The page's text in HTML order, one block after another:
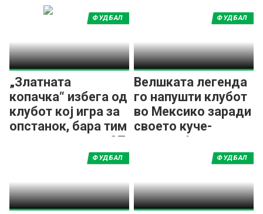
„Златната
копачка“ избега од
клубот кој игра за
опстанок, бара тим
да се спреми за СП
ФУДБАЛ
Велшката легенда
го напушти клубот
во Мексико заради
своето куче-
миленик!
ФУДБАЛ
ФУДБАЛ ФУДБАЛ